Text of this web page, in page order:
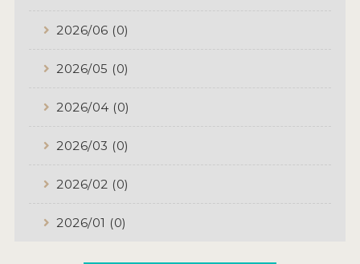
2026/06 (0)
2026/05 (0)
2026/04 (0)
2026/03 (0)
2026/02 (0)
2026/01 (0)